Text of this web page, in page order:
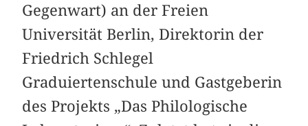
Gegenwart) an der Freien
Universität Berlin, Direktorin der
Friedrich Schlegel
Graduiertenschule und Gastgeberin
des Projekts „Das Philologische